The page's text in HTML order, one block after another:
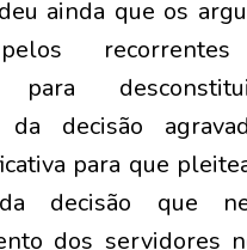
ainda que os
para
da decisão
para que
da decisão que
dos servidores